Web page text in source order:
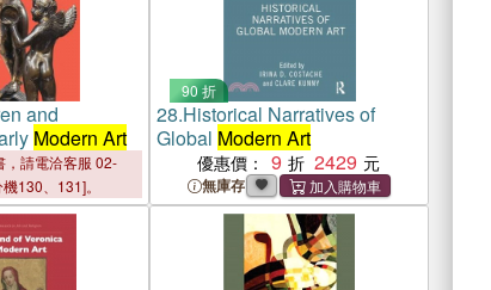
and
Modern Art
，請電洽客服 02-
130、131]。
90 折
28.Historical Narratives of
Global Modern Art
優惠價： 9 2429
無庫存